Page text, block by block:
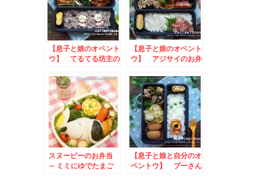
【息子と娘のオベント
ウ】 てるてる坊主の
【息子と娘のオベント
ウ】 アジサイのお弁
スヌーピーのお弁当
– ミミにゆでたまご
【息子と娘と自分のオ
ベントウ】 プーさん